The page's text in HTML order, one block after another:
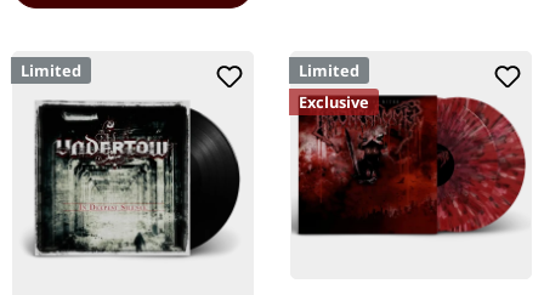
Limited
Limited
Exclusive